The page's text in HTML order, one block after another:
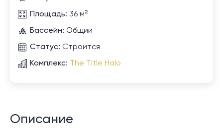
Площадь: 36 м²
Бассейн: Общий
Статус: Строится
Комплекс: The Title Halo
Описание